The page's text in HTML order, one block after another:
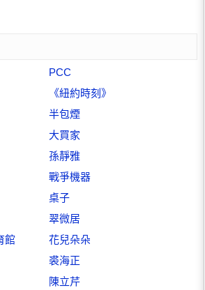
PCC
《紐約時刻》
半包煙
大買家
孫靜雅
戰爭機器
桌子
翠微居
館
花兒朵朵
裘海正
陳立芹